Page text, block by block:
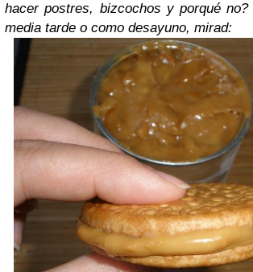
hacer postres, bizcochos y porqué no?
media tarde o como desayuno, mirad: